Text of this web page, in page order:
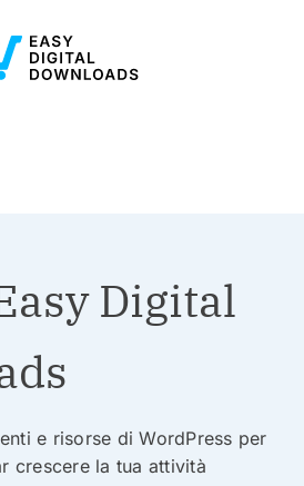
Digital
e risorse di WordPress per
crescere la tua attività